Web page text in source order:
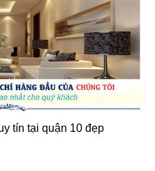
tín tại quận 10 đẹp